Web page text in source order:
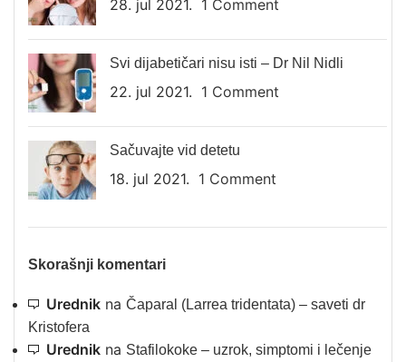
28. jul 2021. 1 Comment
Svi dijabetičari nisu isti – Dr Nil Nidli
22. jul 2021. 1 Comment
Sačuvajte vid detetu
18. jul 2021. 1 Comment
Skorašnji komentari
Urednik na Čaparal (Larrea tridentata) – saveti dr
Kristofera
Urednik na Stafilokoke – uzrok, simptomi i lečenje